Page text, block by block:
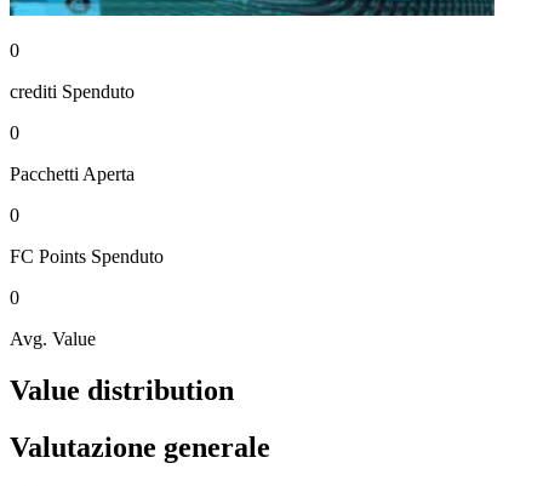
0
crediti Spenduto
0
Pacchetti Aperta
0
FC Points Spenduto
0
Avg. Value
Value distribution
Valutazione generale